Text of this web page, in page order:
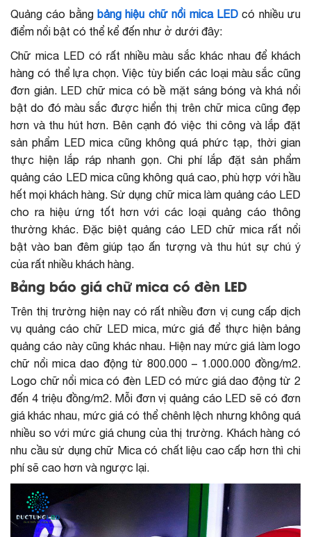
Quảng cáo bằngbảng hiệu chữ nổi mica LEDcó nhiều ưu
điểm nổi bật có thể kể đến như ở dưới đây:
Chữ mica LED có rất nhiều màu sắc khác nhau để khách
hàng có thể lựa chọn. Việc tùy biến các loại màu sắc cũng
đơn giản. LED chữ mica có bề mặt sáng bóng và khá nổi
bật do đó màu sắc được hiển thị trên chữ mica cũng đẹp
hơn và thu hút hơn. Bên cạnh đó việc thi công và lắp đặt
sản phẩm LED mica cũng không quá phức tạp, thời gian
thực hiện lắp ráp nhanh gọn. Chi phí lắp đặt sản phẩm
quảng cáo LED mica cũng không quá cao, phù hợp với hầu
hết mọi khách hàng. Sử dụng chữ mica làm quảng cáo LED
cho ra hiệu ứng tốt hơn với các loại quảng cáo thông
thường khác. Đặc biệt quảng cáo LED chữ mica rất nổi
bật vào ban đêm giúp tạo ấn tượng và thu hút sự chú ý
của rất nhiều khách hàng.
Bảng báo giá chữ mica có đèn LED
Trên thị trường hiện nay có rất nhiều đơn vị cung cấp dịch
vụ quảng cáo chữ LED mica, mức giá để thực hiện bảng
quảng cáo này cũng khác nhau. Hiện nay mức giá làm logo
chữ nổi mica dao động từ 800.000 – 1.000.000 đồng/m2.
Logo chữ nổi mica có đèn LED có mức giá dao động từ 2
đến 4 triệu đồng/m2. Mỗi đơn vị quảng cáo LED sẽ có đơn
giá khác nhau, mức giá có thể chênh lệch nhưng không quá
nhiều so với mức giá chung của thị trường. Khách hàng có
nhu cầu sử dụng chữ Mica có chất liệu cao cấp hơn thì chi
phí sẽ cao hơn và ngược lại.